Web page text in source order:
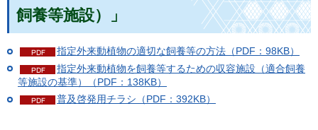
飼養等施設）」
指定外来動植物の適切な飼養等の方法（PDF：98KB）
指定外来動植物を飼養等するための収容施設（適合飼養
等施設の基準）（PDF：138KB）
普及啓発用チラシ（PDF：392KB）